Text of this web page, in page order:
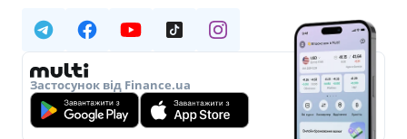
Застосунок від Finance.ua